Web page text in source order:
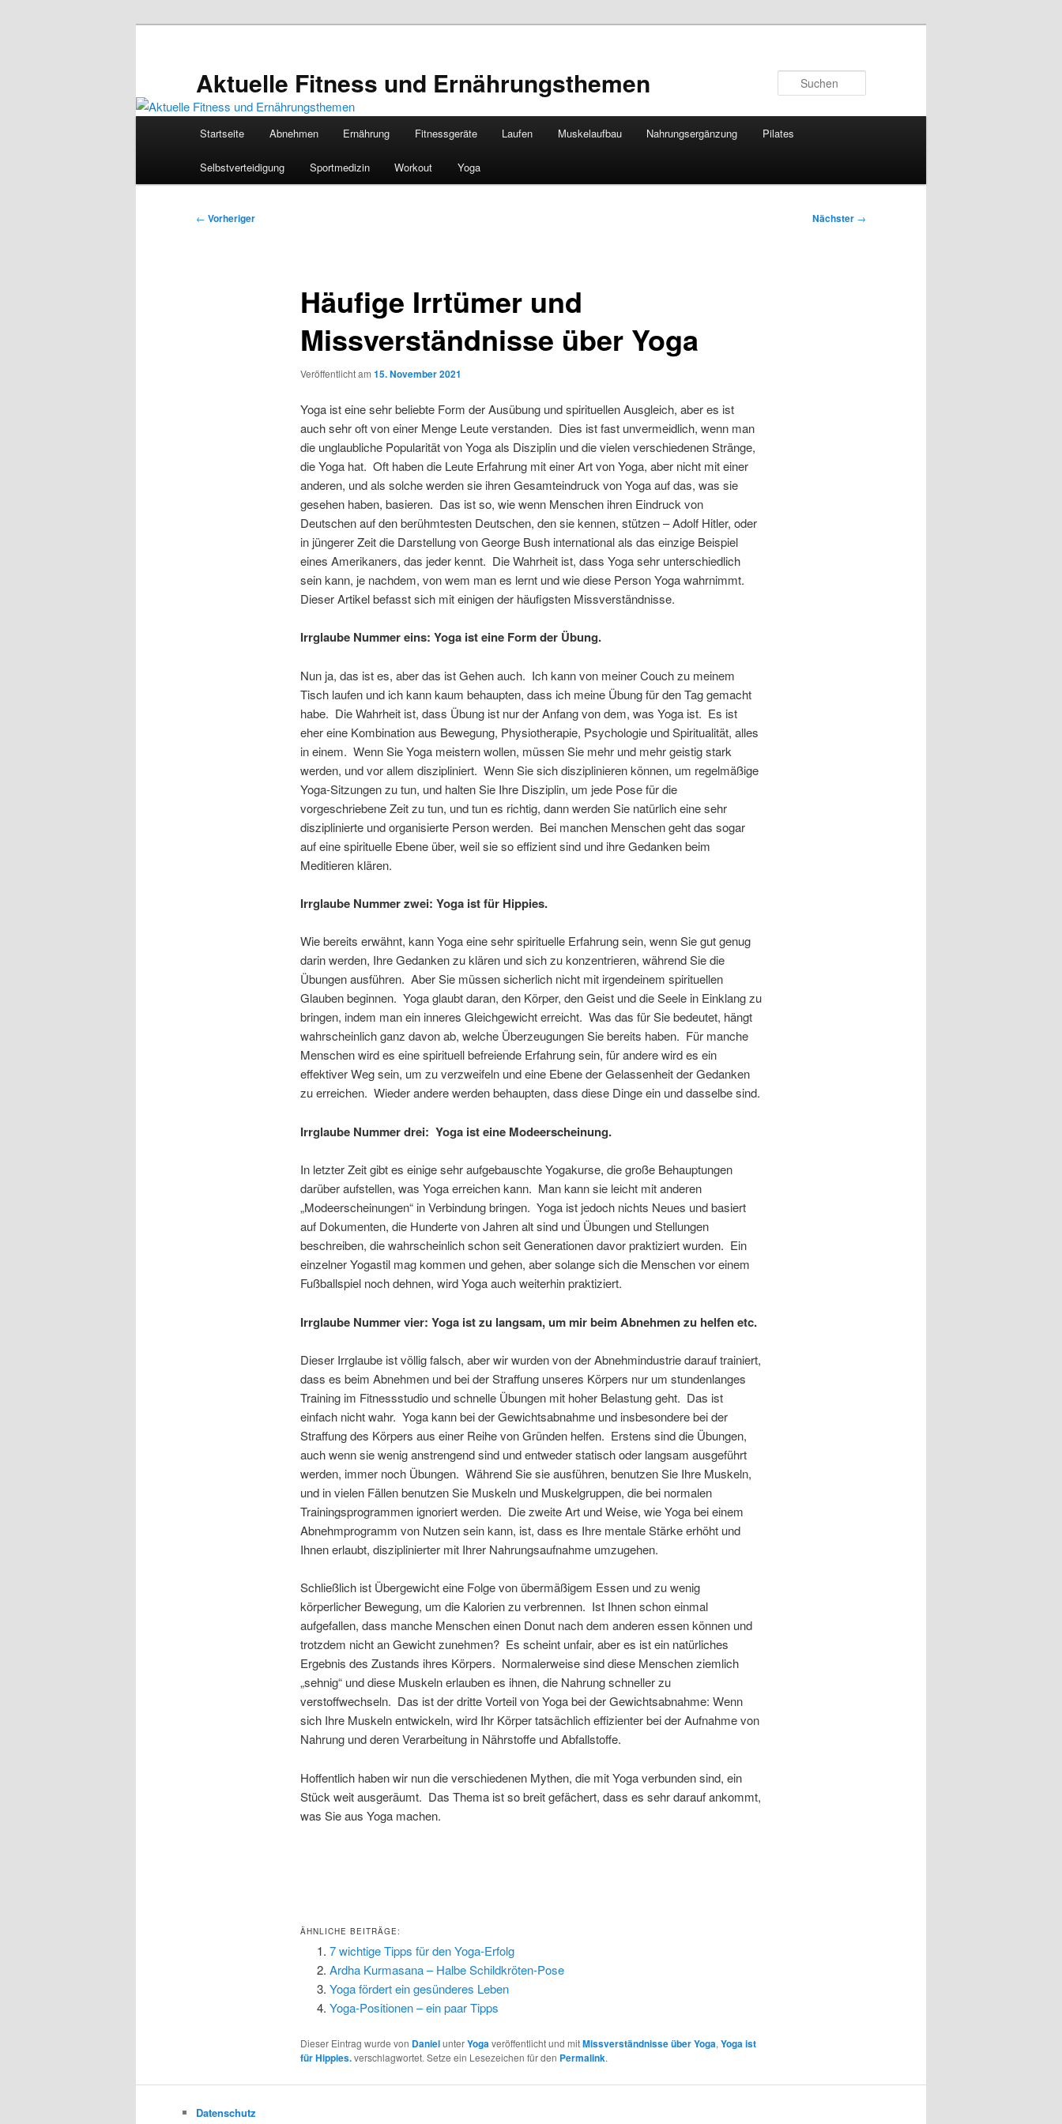
Aktuelle Fitness und Ernährungsthemen
Startseite Abnehmen Ernährung Fitnessgeräte Laufen Muskelaufbau Nahrungsergänzung Pilates
Selbstverteidigung Sportmedizin Workout Yoga
Beitragsnavigation
← Vorheriger Nächster →
Häufige Irrtümer und
Missverständnisse über Yoga
Veröffentlicht am 15. November 2021
Yoga ist eine sehr beliebte Form der Ausübung und spirituellen Ausgleich, aber es ist
auch sehr oft von einer Menge Leute verstanden. Dies ist fast unvermeidlich, wenn man
die unglaubliche Popularität von Yoga als Disziplin und die vielen verschiedenen Stränge,
die Yoga hat. Oft haben die Leute Erfahrung mit einer Art von Yoga, aber nicht mit einer
anderen, und als solche werden sie ihren Gesamteindruck von Yoga auf das, was sie
gesehen haben, basieren. Das ist so, wie wenn Menschen ihren Eindruck von
Deutschen auf den berühmtesten Deutschen, den sie kennen, stützen – Adolf Hitler, oder
in jüngerer Zeit die Darstellung von George Bush international als das einzige Beispiel
eines Amerikaners, das jeder kennt. Die Wahrheit ist, dass Yoga sehr unterschiedlich
sein kann, je nachdem, von wem man es lernt und wie diese Person Yoga wahrnimmt.
Dieser Artikel befasst sich mit einigen der häufigsten Missverständnisse.
Irrglaube Nummer eins: Yoga ist eine Form der Übung.
Nun ja, das ist es, aber das ist Gehen auch. Ich kann von meiner Couch zu meinem
Tisch laufen und ich kann kaum behaupten, dass ich meine Übung für den Tag gemacht
habe. Die Wahrheit ist, dass Übung ist nur der Anfang von dem, was Yoga ist. Es ist
eher eine Kombination aus Bewegung, Physiotherapie, Psychologie und Spiritualität, alles
in einem. Wenn Sie Yoga meistern wollen, müssen Sie mehr und mehr geistig stark
werden, und vor allem diszipliniert. Wenn Sie sich disziplinieren können, um regelmäßige
Yoga-Sitzungen zu tun, und halten Sie Ihre Disziplin, um jede Pose für die
vorgeschriebene Zeit zu tun, und tun es richtig, dann werden Sie natürlich eine sehr
disziplinierte und organisierte Person werden. Bei manchen Menschen geht das sogar
auf eine spirituelle Ebene über, weil sie so effizient sind und ihre Gedanken beim
Meditieren klären.
Irrglaube Nummer zwei: Yoga ist für Hippies.
Wie bereits erwähnt, kann Yoga eine sehr spirituelle Erfahrung sein, wenn Sie gut genug
darin werden, Ihre Gedanken zu klären und sich zu konzentrieren, während Sie die
Übungen ausführen. Aber Sie müssen sicherlich nicht mit irgendeinem spirituellen
Glauben beginnen. Yoga glaubt daran, den Körper, den Geist und die Seele in Einklang zu
bringen, indem man ein inneres Gleichgewicht erreicht. Was das für Sie bedeutet, hängt
wahrscheinlich ganz davon ab, welche Überzeugungen Sie bereits haben. Für manche
Menschen wird es eine spirituell befreiende Erfahrung sein, für andere wird es ein
effektiver Weg sein, um zu verzweifeln und eine Ebene der Gelassenheit der Gedanken
zu erreichen. Wieder andere werden behaupten, dass diese Dinge ein und dasselbe sind.
Irrglaube Nummer drei: Yoga ist eine Modeerscheinung.
In letzter Zeit gibt es einige sehr aufgebauschte Yogakurse, die große Behauptungen
darüber aufstellen, was Yoga erreichen kann. Man kann sie leicht mit anderen
„Modeerscheinungen“ in Verbindung bringen. Yoga ist jedoch nichts Neues und basiert
auf Dokumenten, die Hunderte von Jahren alt sind und Übungen und Stellungen
beschreiben, die wahrscheinlich schon seit Generationen davor praktiziert wurden. Ein
einzelner Yogastil mag kommen und gehen, aber solange sich die Menschen vor einem
Fußballspiel noch dehnen, wird Yoga auch weiterhin praktiziert.
Irrglaube Nummer vier: Yoga ist zu langsam, um mir beim Abnehmen zu helfen etc.
Dieser Irrglaube ist völlig falsch, aber wir wurden von der Abnehmindustrie darauf trainiert,
dass es beim Abnehmen und bei der Straffung unseres Körpers nur um stundenlanges
Training im Fitnessstudio und schnelle Übungen mit hoher Belastung geht. Das ist
einfach nicht wahr. Yoga kann bei der Gewichtsabnahme und insbesondere bei der
Straffung des Körpers aus einer Reihe von Gründen helfen. Erstens sind die Übungen,
auch wenn sie wenig anstrengend sind und entweder statisch oder langsam ausgeführt
werden, immer noch Übungen. Während Sie sie ausführen, benutzen Sie Ihre Muskeln,
und in vielen Fällen benutzen Sie Muskeln und Muskelgruppen, die bei normalen
Trainingsprogrammen ignoriert werden. Die zweite Art und Weise, wie Yoga bei einem
Abnehmprogramm von Nutzen sein kann, ist, dass es Ihre mentale Stärke erhöht und
Ihnen erlaubt, disziplinierter mit Ihrer Nahrungsaufnahme umzugehen.
Schließlich ist Übergewicht eine Folge von übermäßigem Essen und zu wenig
körperlicher Bewegung, um die Kalorien zu verbrennen. Ist Ihnen schon einmal
aufgefallen, dass manche Menschen einen Donut nach dem anderen essen können und
trotzdem nicht an Gewicht zunehmen? Es scheint unfair, aber es ist ein natürliches
Ergebnis des Zustands ihres Körpers. Normalerweise sind diese Menschen ziemlich
„sehnig“ und diese Muskeln erlauben es ihnen, die Nahrung schneller zu
verstoffwechseln. Das ist der dritte Vorteil von Yoga bei der Gewichtsabnahme: Wenn
sich Ihre Muskeln entwickeln, wird Ihr Körper tatsächlich effizienter bei der Aufnahme von
Nahrung und deren Verarbeitung in Nährstoffe und Abfallstoffe.
Hoffentlich haben wir nun die verschiedenen Mythen, die mit Yoga verbunden sind, ein
Stück weit ausgeräumt. Das Thema ist so breit gefächert, dass es sehr darauf ankommt,
was Sie aus Yoga machen.
ÄHNLICHE BEITRÄGE:
7 wichtige Tipps für den Yoga-Erfolg
Ardha Kurmasana – Halbe Schildkröten-Pose
Yoga fördert ein gesünderes Leben
Yoga-Positionen – ein paar Tipps
Dieser Eintrag wurde von DanielunterYogaveröffentlicht und mitMissverständnisse über Yoga, Yoga ist
für Hippies.verschlagwortet. Setze ein Lesezeichen für den Permalink.
Datenschutz